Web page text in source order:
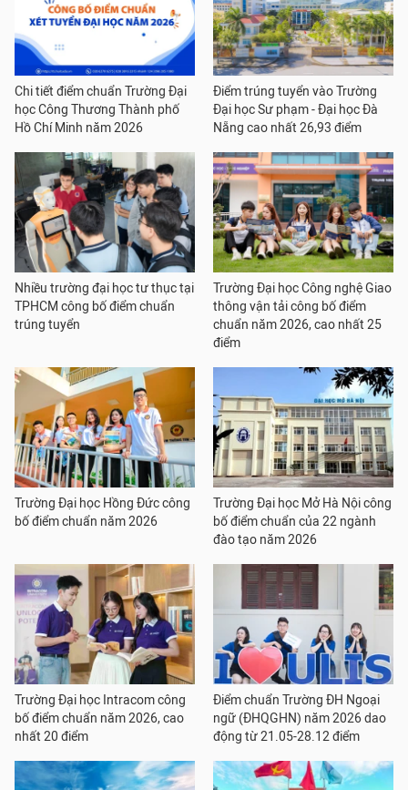
Chi tiết điểm chuẩn Trường Đại
học Công Thương Thành phố
Hồ Chí Minh năm 2026
Điểm trúng tuyển vào Trường
Đại học Sư phạm - Đại học Đà
Nẵng cao nhất 26,93 điểm
Nhiều trường đại học tư thục tại
TPHCM công bố điểm chuẩn
trúng tuyển
Trường Đại học Công nghệ Giao
thông vận tải công bố điểm
chuẩn năm 2026, cao nhất 25
điểm
Trường Đại học Hồng Đức công
bố điểm chuẩn năm 2026
Trường Đại học Mở Hà Nội công
bố điểm chuẩn của 22 ngành
đào tạo năm 2026
Trường Đại học Intracom công
bố điểm chuẩn năm 2026, cao
nhất 20 điểm
Điểm chuẩn Trường ĐH Ngoại
ngữ (ĐHQGHN) năm 2026 dao
động từ 21.05-28.12 điểm